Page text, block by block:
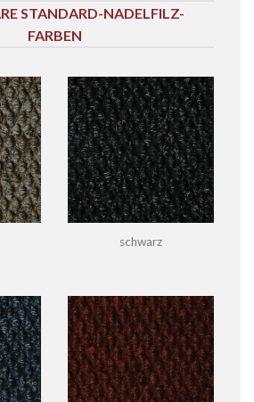
STANDARD-NADELFILZ-
FARBEN
schwarz